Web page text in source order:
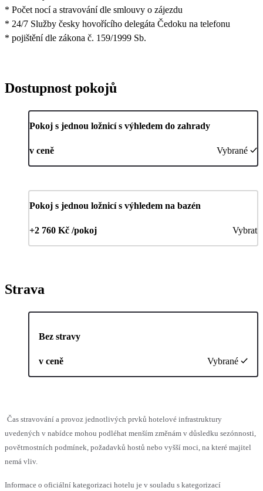
* Počet nocí a stravování dle smlouvy o zájezdu
* 24/7 Služby česky hovořícího delegáta Čedoku na telefonu
* pojištění dle zákona č. 159/1999 Sb.
Dostupnost pokojů
Pokoj s jednou ložnicí s výhledem do zahrady
v ceně Vybrané
Pokoj s jednou ložnicí s výhledem na bazén
+2 760 Kč /pokoj Vybrat
Strava
Bez stravy
v ceně Vybrané
Čas stravování a provoz jednotlivých prvků hotelové infrastruktury
uvedených v nabídce mohou podléhat menším změnám v důsledku sezónnosti,
povětrnostních podmínek, požadavků hostů nebo vyšší moci, na které majitel
nemá vliv.
Informace o oficiální kategorizaci hotelu je v souladu s kategorizací